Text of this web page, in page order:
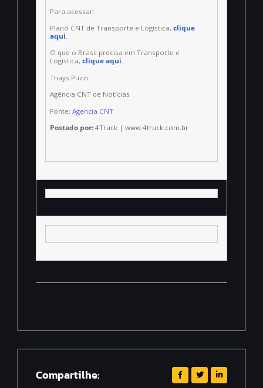
Para acessar:
Plano CNT de Transporte e Logística, clique
aqui.
O que o Brasil precisa em Transporte e
Logística, clique aqui.
Thays Puzzi
Agência CNT de Notícias
Fonte: Agencia CNT
Postado por: 4Truck | www.4truck.com.br
Compartilhe: